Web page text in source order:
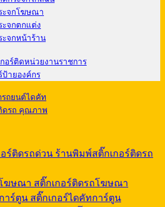
ะจกโฆษณา
ะจกตกแต่ง
ะจกหน้าร้าน
อร์ติดหน่วยงานราชการ
ป้ายองค์กร
ร้านพิมพ์สติ๊กเกอร์ติดรถ
สติ๊กเกอร์ติดรถโฆษณา
สติ๊กเกอร์ไดคัทการ์ตูน